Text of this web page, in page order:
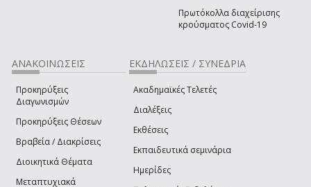
Πρωτόκολλα διαχείρισης
κρούσματος Covid-19
ΑΝΑΚΟΙΝΩΣΕΙΣ
Προκηρύξεις
Διαγωνισμών
Προκηρύξεις Θέσεων
Βραβεία / Διακρίσεις
Διοικητικά Θέματα
Μεταπτυχιακά
ΕΚΔΗΛΩΣΕΙΣ / ΣΥΝΕΔΡΙΑ
Ακαδημαϊκές Τελετές
Διαλέξεις
Εκθέσεις
Εκπαιδευτικά σεμινάρια
Ημερίδες